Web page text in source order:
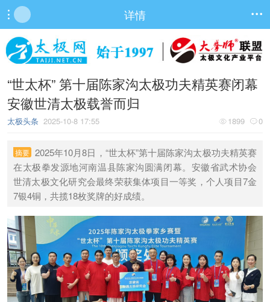
 详情 
“世太杯” 第十届陈家沟太极功夫精英赛闭幕
安徽世清太极载誉而归
 1899 0
太极头条 2025-10-8 17:55
摘要 2025年10月8日，“世太杯”第十届陈家沟太极功夫精英赛
在太极拳发源地河南温县陈家沟圆满闭幕。安徽省武术协会
世清太极文化研究会最终荣获集体项目一等奖，个人项目7金
7银4铜，共揽18枚奖牌的好成绩。